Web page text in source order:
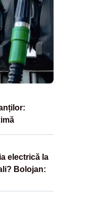
electrică la
Bolojan: